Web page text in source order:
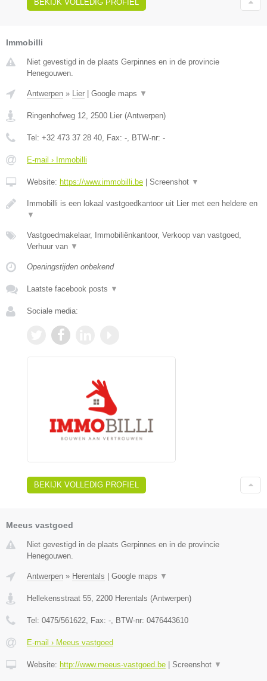
BEKIJK VOLLEDIG PROFIEL
Immobilli
Niet gevestigd in de plaats Gerpinnes en in de provincie
Henegouwen.
Antwerpen » Lier Google maps ▼
Ringenhofweg 12, 2500 Lier (Antwerpen)
Tel: +32 473 37 28 40, Fax: -, BTW-nr: -
E-mail › Immobilli
Website: https://www.immobilli.be Screenshot ▼
Immobilli is een lokaal vastgoedkantoor uit Lier met een heldere en
▼
Vastgoedmakelaar, Immobiliënkantoor, Verkoop van vastgoed,
Verhuur van ▼
Openingstijden onbekend
Laatste facebook posts ▼
Sociale media:
BEKIJK VOLLEDIG PROFIEL
Meeus vastgoed
Niet gevestigd in de plaats Gerpinnes en in de provincie
Henegouwen.
Antwerpen » Herentals Google maps ▼
Hellekensstraat 55, 2200 Herentals (Antwerpen)
Tel: 0475/561622, Fax: -, BTW-nr: 0476443610
E-mail › Meeus vastgoed
Website: http://www.meeus-vastgoed.be Screenshot ▼